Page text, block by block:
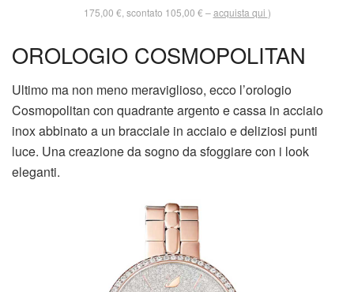
175,00 €, scontato 105,00 € –acquista qui )
OROLOGIO COSMOPOLITAN
Ultimo ma non meno meraviglioso, ecco l’orologio
Cosmopolitan con quadrante argento e cassa in acciaio
inox abbinato a un bracciale in acciaio e deliziosi punti
luce. Una creazione da sogno da sfoggiare con i look
eleganti.